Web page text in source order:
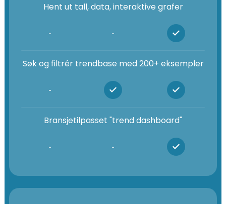
Hent ut tall, data, interaktive grafer
- -
Søk og filtrér trendbase med 200+ eksempler
-
Bransjetilpasset "trend dashboard"
- -